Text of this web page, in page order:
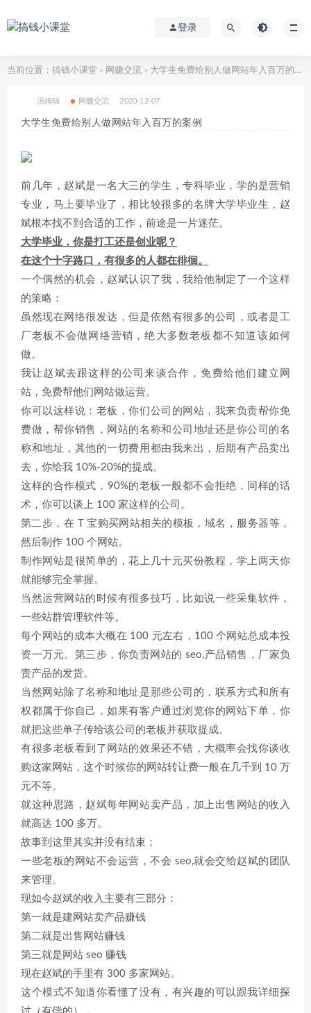
登录
当前位置： 搞钱小课堂 > 网赚交流 > ​大学生免费给别人做网站年入百万的案例
汤姆猫 网赚交流 2020-12-07
​大学生免费给别人做网站年入百万的案例
前几年，赵斌是一名大三的学生，专科毕业，学的是营销
专业，马上要毕业了，相比较很多的名牌大学毕业生，赵
斌根本找不到合适的工作，前途是一片迷茫。
大学毕业，你是打工还是创业呢？
在这个十字路口，有很多的人都在徘徊。
一个偶然的机会，赵斌认识了我，我给他制定了一个这样
的策略：
虽然现在网络很发达，但是依然有很多的公司，或者是工
厂老板不会做网络营销，绝大多数老板都不知道该如何
做。
我让赵斌去跟这样的公司来谈合作，免费给他们建立网
站，免费帮他们网站做运营。
你可以这样说：老板，你们公司的网站，我来负责帮你免
费做，帮你销售，网站的名称和公司地址还是你公司的名
称和地址，其他的一切费用都由我来出，后期有产品卖出
去，你给我 10%-20%的提成。
这样的合作模式，90%的老板一般都不会拒绝，同样的话
术，你可以谈上 100 家这样的公司。
第二步，在 T 宝购买网站相关的模板，域名，服务器等，
然后制作 100 个网站。
制作网站是很简单的，花上几十元买份教程，学上两天你
就能够完全掌握。
当然运营网站的时候有很多技巧，比如说一些采集软件，
一些站群管理软件等。
每个网站的成本大概在 100 元左右，100 个网站总成本投
资一万元。第三步，你负责网站的 seo,产品销售，厂家负
责产品的发货。
当然网站除了名称和地址是那些公司的，联系方式和所有
权都属于你自己，如果有客户通过浏览你的网站下单，你
就把这些单子传给该公司的老板并获取提成。
有很多老板看到了网站的效果还不错，大概率会找你谈收
购这家网站，这个时候你的网站转让费一般在几千到 10 万
元不等。
就这种思路，赵斌每年网站卖产品，加上出售网站的收入
就高达 100 多万。
故事到这里其实并没有结束；
一些老板的网站不会运营，不会 seo,就会交给赵斌的团队
来管理。
现如今赵斌的收入主要有三部分：
第一就是建网站卖产品赚钱
第二就是出售网站赚钱
第三就是网站 seo 赚钱
现在赵斌的手里有 300 多家网站。
这个模式不知道你看懂了没有，有兴趣的可以跟我详细探